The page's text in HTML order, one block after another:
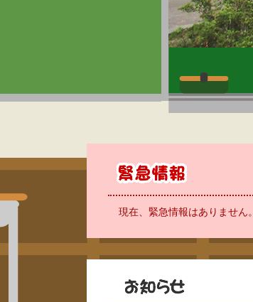
現在、緊急情報はありません。